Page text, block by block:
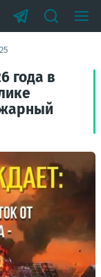
года в